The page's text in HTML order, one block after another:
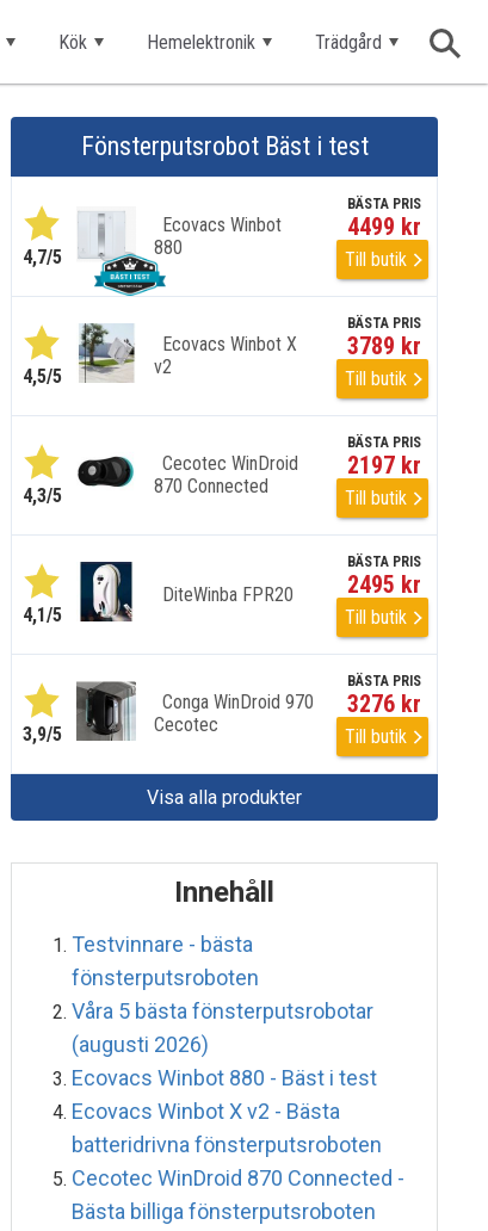
Fönsterputsrobot Bäst i test
4,7/5
Ecovacs Winbot
880
BÄSTA PRIS
4499 kr
Till butik
4,5/5
Ecovacs Winbot X
v2
BÄSTA PRIS
3789 kr
Till butik
4,3/5
Cecotec WinDroid
870 Connected
BÄSTA PRIS
2197 kr
Till butik
4,1/5
DiteWinba FPR20
BÄSTA PRIS
2495 kr
Till butik
3,9/5
Conga WinDroid 970
Cecotec
BÄSTA PRIS
3276 kr
Till butik
Visa alla produkter
Innehåll
Testvinnare - bästa
fönsterputsroboten
Våra 5 bästa fönsterputsrobotar
(augusti 2026)
Ecovacs Winbot 880 - Bäst i test
Ecovacs Winbot X v2 - Bästa
batteridrivna fönsterputsroboten
Cecotec WinDroid 870 Connected -
Bästa billiga fönsterputsroboten
Kök Hemelektronik Trädgård